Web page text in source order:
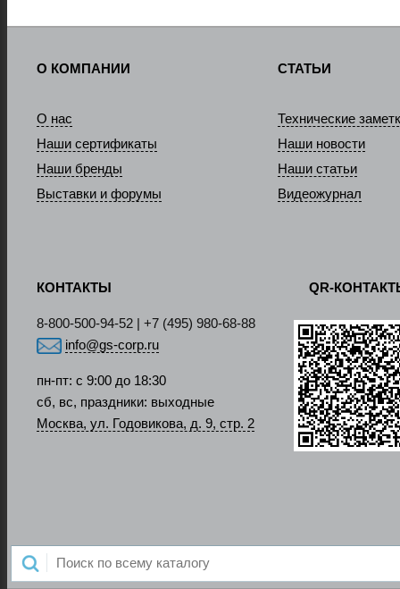
О КОМПАНИИ
О нас
Наши сертификаты
Наши бренды
Выставки и форумы
СТАТЬИ
Технические
Наши новости
Наши статьи
Видеожурнал
КОНТАКТЫ
8-800-500-94-52 | +7 (495) 980-68-88
info@gs-corp.ru
пн-пт: с 9:00 до 18:30
сб, вс, праздники: выходные
Москва, ул. Годовикова, д. 9, стр. 2
QR-